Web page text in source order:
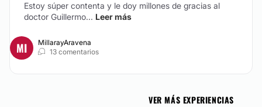
Estoy súper contenta y le doy millones de gracias al
doctor Guillermo... Leer más
MI
MillarayAravena
13 comentarios
VER MÁS EXPERIENCIAS